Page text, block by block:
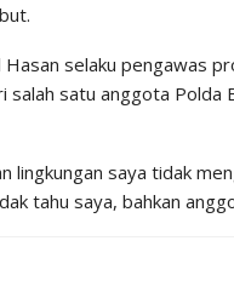
selaku pengawas
salah satu anggota Polda
lingkungan saya tidak
tahu saya, bahkan